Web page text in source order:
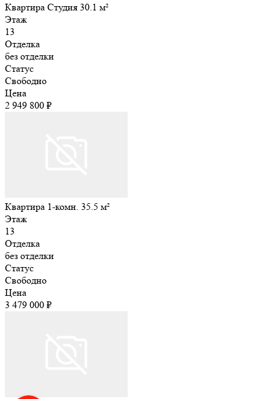
Квартира Студия 30.1 м²
Этаж
13
Отделка
без отделки
Статус
Свободно
Цена
2 949 800 ₽
Квартира 1-комн. 35.5 м²
Этаж
13
Отделка
без отделки
Статус
Свободно
Цена
3 479 000 ₽